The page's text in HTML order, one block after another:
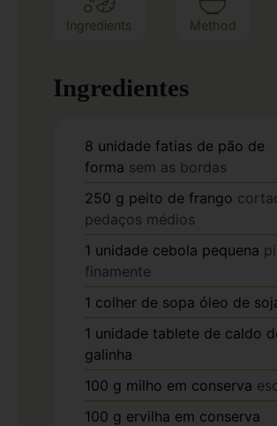
Ingredients Method
Ingredientes
8 unidade fatias de pão de
forma sem as bordas
250 g peito de frango
pedaços médios
1 unidade cebola pequena
finamente
1 colher de sopa óleo de
1 unidade tablete de caldo
galinha
100 g milho em conserva
100 g ervilha em conserva